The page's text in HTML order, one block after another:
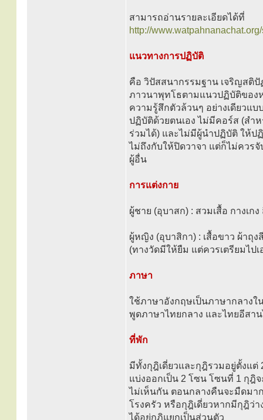
สามารถอ่านรายละเอียดได้ที่
http://
แนวทางการปฏิบัติ
คือ วิปัสสนากรรมฐาน เจริญสติ
ภาวนาพุทโธตามแนวปฏิบัติของ
ความรู้สึกตัวล้วนๆ อย่างเดียวแ
ปฏิบัติด้วยตนเอง ไม่มีคอร์ส (สำ
ร่วมได้) และไม่มีผู้นำปฏิบัติ ให้ป
ไม่ถึงกับให้ปิดวาจา แต่ก็ไม่ควร
ผู้อื่น
การแต่งกาย
ผู้ชาย (อุบาสก) : สวมเสื้อ กางเก
ผู้หญิง (อุบาสิกา) : เสื้อขาว ผ้าถุง
(ทางวัดมีให้ยืม แต่ควรเตรียมไปเ
ภาษา
ใช้ภาษาอังกฤษเป็นภาษากลาง
พูดภาษาไทยกลาง และไทยอีสา
ที่พัก
มีทั้งกุฎิเดี่ยวและกุฎิรวมอยู่ตั้งแ
แบ่งออกเป็น 2 โซน โซนที่ 1 กุฎิ
ไม่เห็นกัน ตอนกลางคืนจะมืดมา
โรงครัว หรือกุฎิเดี่ยวหากมีกุฎิว่
ได้อยู่กุฏิแยกเป็นส่วนตัว